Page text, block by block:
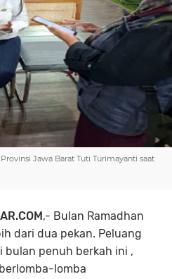
Jawa Barat Tuti Turimayanti saat
,- Bulan Ramadhan
dari dua pekan. Peluang
bulan penuh berkah ini ,
lomba